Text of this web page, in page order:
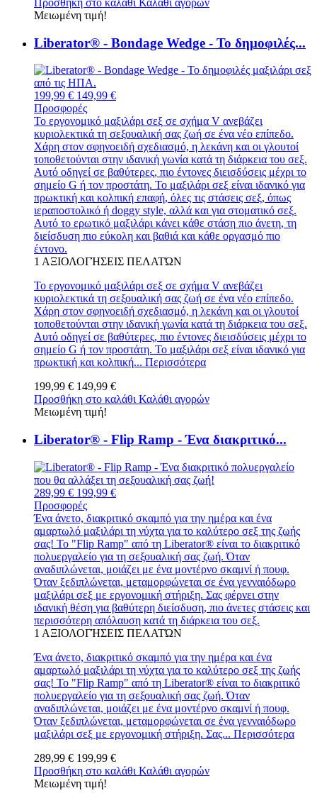
Μειωμένη τιμή!
Liberator® - Bondage Wedge - Το δημοφιλές...
199,99 € 149,99 €
Προσφορές
Το εργονομικό μαξιλάρι σεξ σε σχήμα V ανεβάζει
κυριολεκτικά τη σεξουαλική σας ζωή σε ένα νέο επίπεδο.
Χάρη στον σφηνοειδή σχεδιασμό, η λεκάνη και οι γλουτοί
τοποθετούνται στην ιδανική γωνία κατά τη διάρκεια του σεξ.
Αυτό οδηγεί σε βαθύτερες, πιο έντονες διεισδύσεις μέχρι το
σημείο G ή τον προστάτη. Το μαξιλάρι σεξ είναι ιδανικό για
πρωκτική και κολπική επαφή, όλες τις στάσεις σεξ, όπως
ιεραποστολικό ή doggy style, αλλά και για στοματικό σεξ.
Αυτό το ερωτικό μαξιλάρι κάνει κάθε στάση πιο άνετη, τη
διείσδυση πιο εύκολη και βαθιά και κάθε οργασμό πιο
έντονο.
1 ΑΞΙΟΛΟΓΉΣΕΙΣ ΠΕΛΑΤΏΝ
Το εργονομικό μαξιλάρι σεξ σε σχήμα V ανεβάζει
κυριολεκτικά τη σεξουαλική σας ζωή σε ένα νέο επίπεδο.
Χάρη στον σφηνοειδή σχεδιασμό, η λεκάνη και οι γλουτοί
τοποθετούνται στην ιδανική γωνία κατά τη διάρκεια του σεξ.
Αυτό οδηγεί σε βαθύτερες, πιο έντονες διεισδύσεις μέχρι το
σημείο G ή τον προστάτη. Το μαξιλάρι σεξ είναι ιδανικό για
πρωκτική και κολπική... Περισσότερα
199,99 € 149,99 €
Προσθήκη στο καλάθι Καλάθι αγορών
Μειωμένη τιμή!
Liberator® - Flip Ramp - Ένα διακριτικό...
289,99 € 199,99 €
Προσφορές
Ένα άνετο, διακριτικό σκαμπό για την ημέρα και ένα
αμαρτωλό μαξιλάρι τη νύχτα για το καλύτερο σεξ της ζωής
σας! Το "Flip Ramp" από τη Liberator® είναι το διακριτικό
πολυεργαλείο για τη σεξουαλική σας ζωή. Όταν
αναδιπλώνεται, μοιάζει με ένα μοντέρνο σκαμνί ή πουφ.
Όταν ξεδιπλώνεται, μεταμορφώνεται σε ένα γενναιόδωρο
μαξιλάρι σεξ με εργονομική στήριξη. Σας φέρνει στην
ιδανική θέση για βαθύτερη διείσδυση, πιο άνετες στάσεις και
περισσότερη απόλαυση κατά τη διάρκεια του σεξ.
1 ΑΞΙΟΛΟΓΉΣΕΙΣ ΠΕΛΑΤΏΝ
Ένα άνετο, διακριτικό σκαμπό για την ημέρα και ένα
αμαρτωλό μαξιλάρι τη νύχτα για το καλύτερο σεξ της ζωής
σας! Το "Flip Ramp" από τη Liberator® είναι το διακριτικό
πολυεργαλείο για τη σεξουαλική σας ζωή. Όταν
αναδιπλώνεται, μοιάζει με ένα μοντέρνο σκαμνί ή πουφ.
Όταν ξεδιπλώνεται, μεταμορφώνεται σε ένα γενναιόδωρο
μαξιλάρι σεξ με εργονομική στήριξη. Σας... Περισσότερα
289,99 € 199,99 €
Προσθήκη στο καλάθι Καλάθι αγορών
Μειωμένη τιμή!